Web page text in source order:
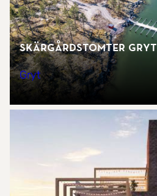
Skärgårdstomter Gryt
Gryt